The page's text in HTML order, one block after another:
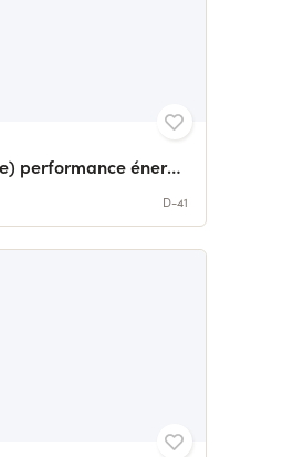
Bâtir une (vraie) performance énergétique
D-41